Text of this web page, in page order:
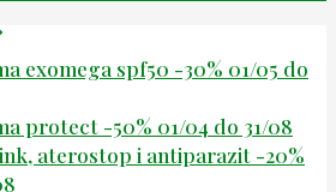
exomega spf50 -30% 01/05 do
protect -50% 01/04 do 31/08
aterostop i antiparazit -20%